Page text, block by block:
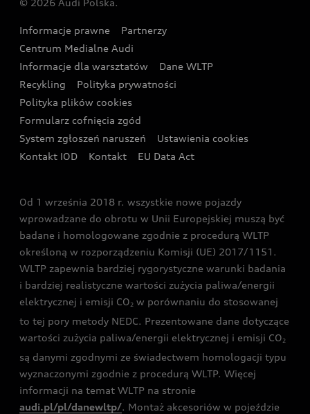
Wyszukaj najbliższego Partnera Audi
Oferta dla przedsiębiorców
Oferta dla klientów prywatnych
Kalkulator rat
Ubezpieczenie
Audi exclusive
Zasięg
Gwarancja
Akcje serwisowe Audi
Katalog online akcesoriów
Audi i Muzeum Sztuki Nowoczesnej w Warszawie
Audi driving experience
Audi quattro Cup
Audi i Puchar Świata w Skokach Narciarskich w
Zakopanem
© 2026 Audi Polska.
Informacje prawne
Partnerzy
Centrum Medialne Audi
Informacje dla warsztatów
Dane WLTP
Recykling
Polityka prywatności
Polityka plików cookies
Formularz cofnięcia zgód
System zgłoszeń naruszeń
Ustawienia cookies
Kontakt IOD
Kontakt EU Data Act
Od 1 września 2018 r. wszystkie nowe pojazdy
wprowadzane do obrotu w Unii Europejskiej muszą być
badane i homologowane zgodnie z procedurą WLTP
określoną w rozporządzeniu Komisji (UE) 2017/1151.
WLTP zapewnia bardziej rygorystyczne warunki badania
i bardziej realistyczne wartości zużycia paliwa/energii
elektrycznej i emisji CO2 w porównaniu do stosowanej
to tej pory metody NEDC. Prezentowane dane dotyczące
wartości zużycia paliwa/energii elektrycznej i emisji CO2
są danymi zgodnymi ze świadectwem homologacji typu
wyznaczonymi zgodnie z procedurą WLTP. Więcej
informacji na temat WLTP na stronie
audi.pl/pl/danewltp/. Montaż akcesoriów w pojeździe